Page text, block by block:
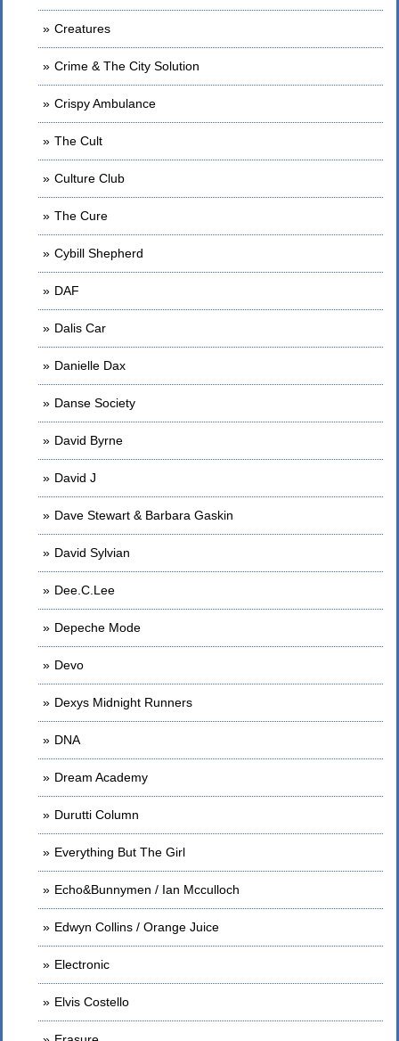
Creatures
Crime & The City Solution
Crispy Ambulance
The Cult
Culture Club
The Cure
Cybill Shepherd
DAF
Dalis Car
Danielle Dax
Danse Society
David Byrne
David J
Dave Stewart & Barbara Gaskin
David Sylvian
Dee.C.Lee
Depeche Mode
Devo
Dexys Midnight Runners
DNA
Dream Academy
Durutti Column
Everything But The Girl
Echo&Bunnymen / Ian Mcculloch
Edwyn Collins / Orange Juice
Electronic
Elvis Costello